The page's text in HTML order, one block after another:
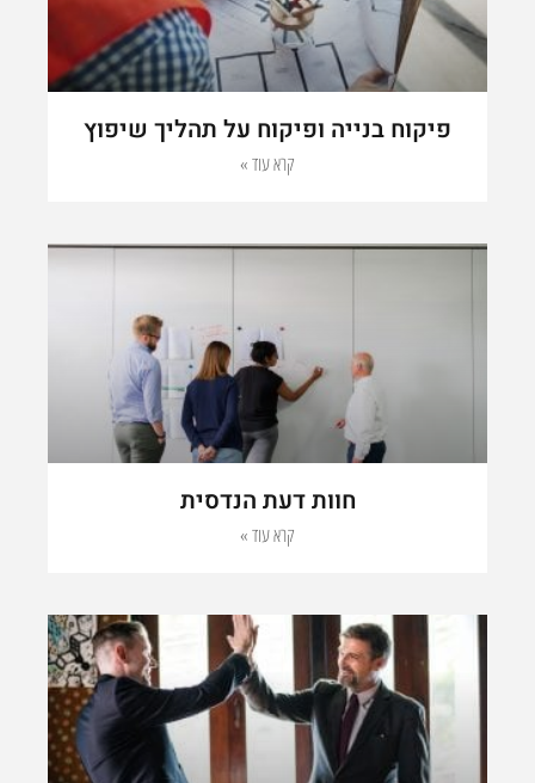
פיקוח בנייה ופיקוח על תהליך שיפוץ
קרא עוד »
חוות דעת הנדסית
קרא עוד »